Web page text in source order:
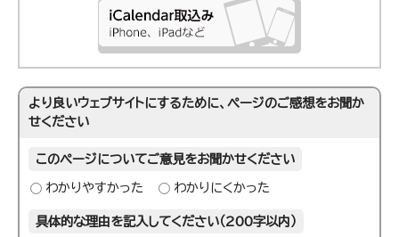
より良いウェブサイトにするために、ページのご感想をお聞か
せください
このページについてご意見をお聞かせください
わかりやすかった わかりにくかった
具体的な理由を記入してください（200字以内）